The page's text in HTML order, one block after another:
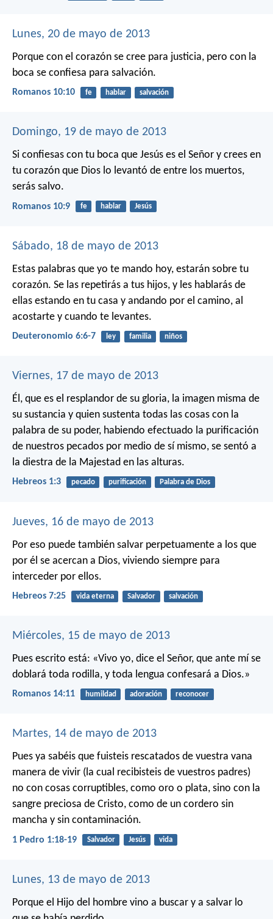
Lunes, 20 de mayo de 2013
Porque con el corazón se cree para justicia, pero con la
boca se confiesa para salvación.
Romanos 10:10 fe hablar salvación
Domingo, 19 de mayo de 2013
Si confiesas con tu boca que Jesús es el Señor y crees en
tu corazón que Dios lo levantó de entre los muertos,
serás salvo.
Romanos 10:9 fe hablar Jesús
Sábado, 18 de mayo de 2013
Estas palabras que yo te mando hoy, estarán sobre tu
corazón. Se las repetirás a tus hijos, y les hablarás de
ellas estando en tu casa y andando por el camino, al
acostarte y cuando te levantes.
Deuteronomio 6:6-7 ley familia niños
Viernes, 17 de mayo de 2013
Él, que es el resplandor de su gloria, la imagen misma de
su sustancia y quien sustenta todas las cosas con la
palabra de su poder, habiendo efectuado la purificación
de nuestros pecados por medio de sí mismo, se sentó a
la diestra de la Majestad en las alturas.
Hebreos 1:3 pecado purificación Palabra de Dios
Jueves, 16 de mayo de 2013
Por eso puede también salvar perpetuamente a los que
por él se acercan a Dios, viviendo siempre para
interceder por ellos.
Hebreos 7:25 vida eterna Salvador salvación
Miércoles, 15 de mayo de 2013
Pues escrito está: «Vivo yo, dice el Señor, que ante mí se
doblará toda rodilla, y toda lengua confesará a Dios.»
Romanos 14:11 humildad adoración reconocer
Martes, 14 de mayo de 2013
Pues ya sabéis que fuisteis rescatados de vuestra vana
manera de vivir (la cual recibisteis de vuestros padres)
no con cosas corruptibles, como oro o plata, sino con la
sangre preciosa de Cristo, como de un cordero sin
mancha y sin contaminación.
1 Pedro 1:18-19 Salvador Jesús vida
Lunes, 13 de mayo de 2013
Porque el Hijo del hombre vino a buscar y a salvar lo